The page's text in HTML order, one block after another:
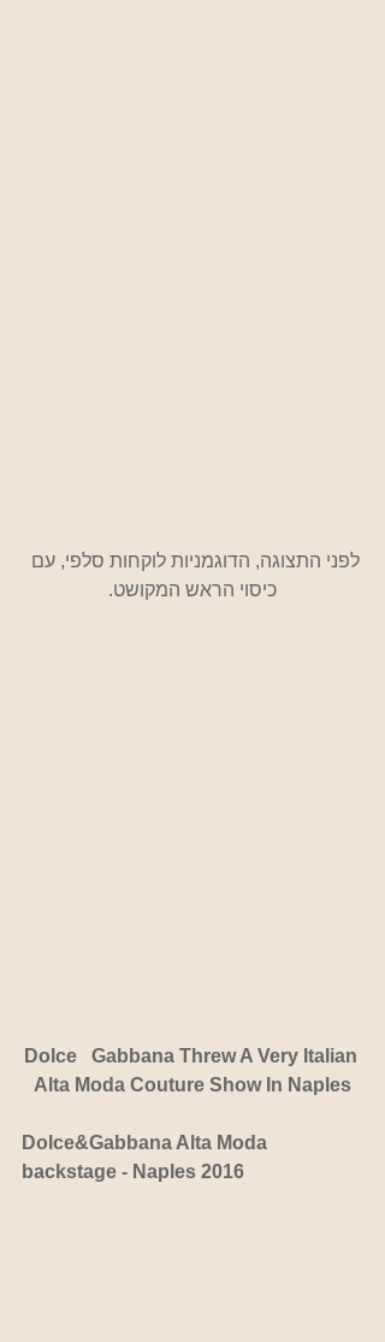
לפני התצוגה, הדוגמניות לוקחות סלפי, עם
כיסוי הראש המקושט.
Dolce   Gabbana Threw A Very Italian
Alta Moda Couture Show In Naples
Dolce&Gabbana Alta Moda
backstage - Naples 2016